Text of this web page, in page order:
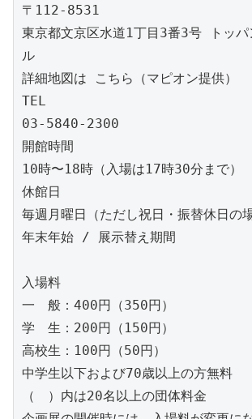
〒112-8531
東京都文京区水道1丁目3番3号 トッパ
ル
詳細地図は こちら（マピオン提供）
TEL
03-5840-2300
開館時間
10時〜18時（入場は17時30分まで）
休館日
毎週月曜日（ただし祝日・振替休日
年末年始 / 展示替え期間
入場料
一　般：400円（350円）
学　生：200円（150円）
高校生：100円（50円）
中学生以下および70歳以上の方無料
（　）内は20名以上の団体料金